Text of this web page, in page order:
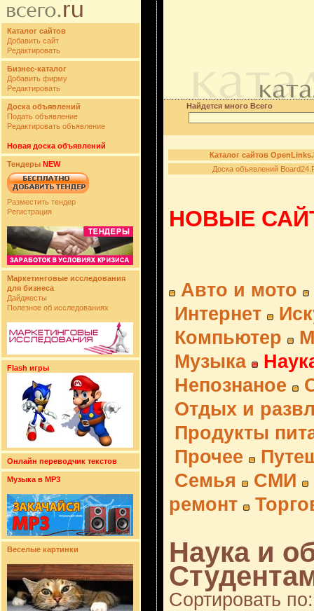
Каталог сайтов
Добавить сайт
Редактировать
Бизнес-каталог
Добавить фирму
Редактировать
Доска объявлений
Подать объявление
Редактировать объявление
Новая доска объявлений
Тендеры NEW
Разместить тендер
Регистрация
Маркетинговые исследования
для бизнеса
Дайджесты
Полезное об исследованиях
Flash игры
Онлайн переводчик текстов
Музыка в MP3
Веселые картинки
Найдется много Всего
Каталог сайтов
Доска объявлений
НОВЫЕ
Авто и мото
Интернет
Компьютер
Музыка
Непознаное
Отдых и
Продукты
Прочее
Семья
СМИ
ремонт
Наука и
Сортировать